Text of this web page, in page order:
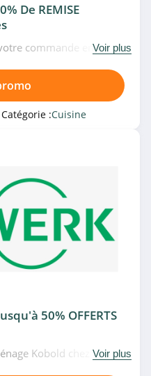
De REMISE
commande enVoir plus
:Cuisine
50% OFFERTS
Kobold chez
Voir plus